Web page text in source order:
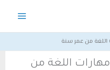
من عمر سنة
اللغة من